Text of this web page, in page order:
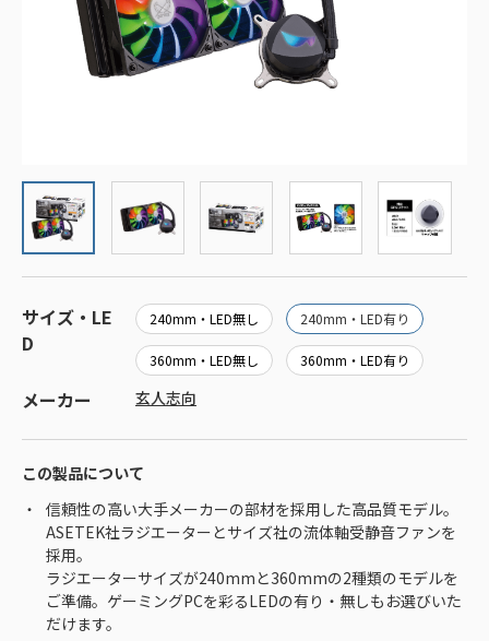
サイズ・LE
D
240mm・LED無し 240mm・LED有り
360mm・LED無し 360mm・LED有り
メーカー 玄人志向
この製品について
信頼性の高い大手メーカーの部材を採用した高品質モデル。
ASETEK社ラジエーターとサイズ社の流体軸受静音ファンを
採用。
ラジエーターサイズが240mmと360mmの2種類のモデルを
ご準備。ゲーミングPCを彩るLEDの有り・無しもお選びいた
だけます。